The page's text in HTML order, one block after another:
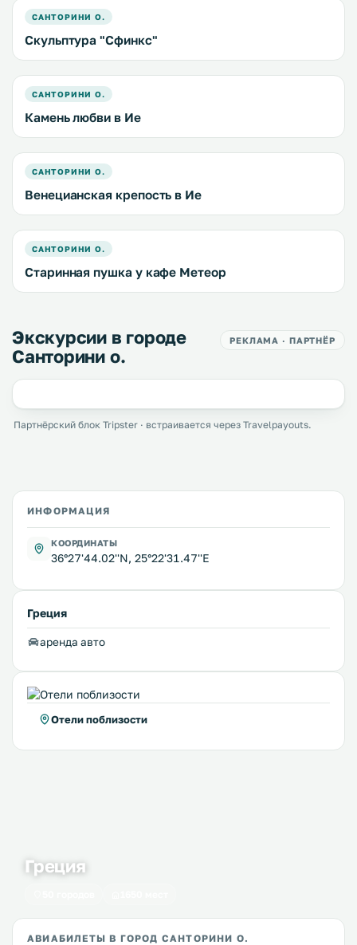
САНТОРИНИ О.
Скульптура "Сфинкс"
САНТОРИНИ О.
Камень любви в Ие
САНТОРИНИ О.
Венецианская крепость в Ие
САНТОРИНИ О.
Старинная пушка у кафе Метеор
Экскурсии в городе
Санторини о.
РЕКЛАМА · ПАРТНЁР
Партнёрский блок Tripster · встраивается через Travelpayouts.
ИНФОРМАЦИЯ
КООРДИНАТЫ
36°27'44.02''N, 25°22'31.47''E
Греция
аренда авто
Отели поблизости
Греция
АВИАБИЛЕТЫ В ГОРОД САНТОРИНИ О.